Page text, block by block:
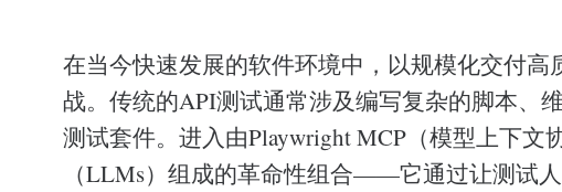
在当今快速发展的软件环境中，以规模化交付
战。传统的API测试通常涉及编写复杂的脚本、
测试套件。进入由Playwright MCP（模型上下文
（LLMs）组成的革命性组合——它通过让测试